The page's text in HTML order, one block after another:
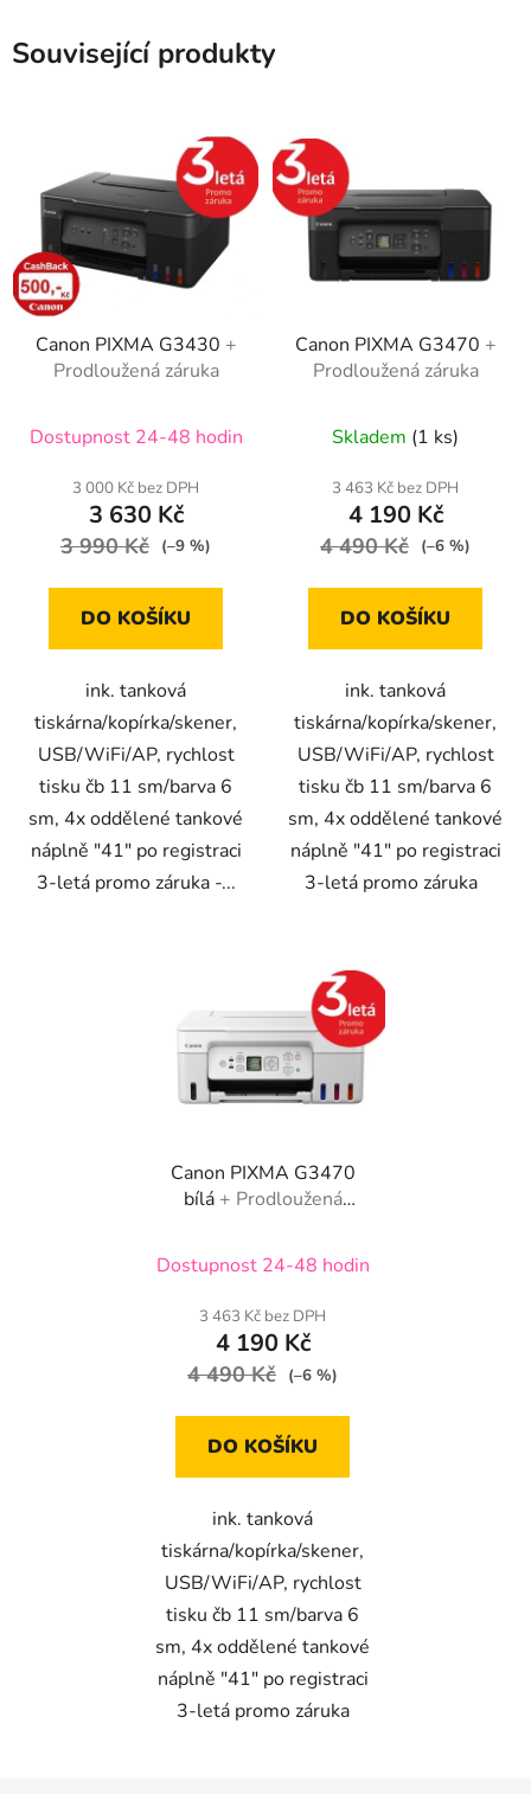
Související produkty
Canon PIXMA G3430 +
Prodloužená záruka
Dostupnost 24-48 hodin
3 000 Kč bez DPH
3 630 Kč
3 990 Kč (–9 %)
DO KOŠÍKU
ink. tanková
tiskárna/kopírka/skener,
USB/WiFi/AP, rychlost
tisku čb 11 sm/barva 6
sm, 4x oddělené tankové
náplně "41" po registraci
3-letá promo záruka -...
Canon PIXMA G3470 +
Prodloužená záruka
Skladem (1 ks)
3 463 Kč bez DPH
4 190 Kč
4 490 Kč (–6 %)
DO KOŠÍKU
ink. tanková
tiskárna/kopírka/skener,
USB/WiFi/AP, rychlost
tisku čb 11 sm/barva 6
sm, 4x oddělené tankové
náplně "41" po registraci
3-letá promo záruka
Canon PIXMA G3470
bílá + Prodloužená
Dostupnost 24-48 hodin
3 463 Kč bez DPH
4 190 Kč
4 490 Kč (–6 %)
DO KOŠÍKU
ink. tanková
tiskárna/kopírka/skener,
USB/WiFi/AP, rychlost
tisku čb 11 sm/barva 6
sm, 4x oddělené tankové
náplně "41" po registraci
3-letá promo záruka